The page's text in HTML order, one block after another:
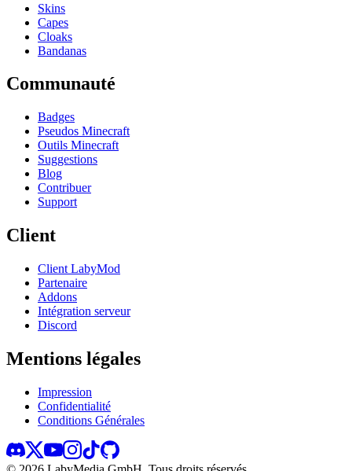
Skins
Capes
Cloaks
Bandanas
Communauté
Badges
Pseudos Minecraft
Outils Minecraft
Suggestions
Blog
Contribuer
Support
Client
Client LabyMod
Partenaire
Addons
Intégration serveur
Discord
Mentions légales
Impression
Confidentialité
Conditions Générales